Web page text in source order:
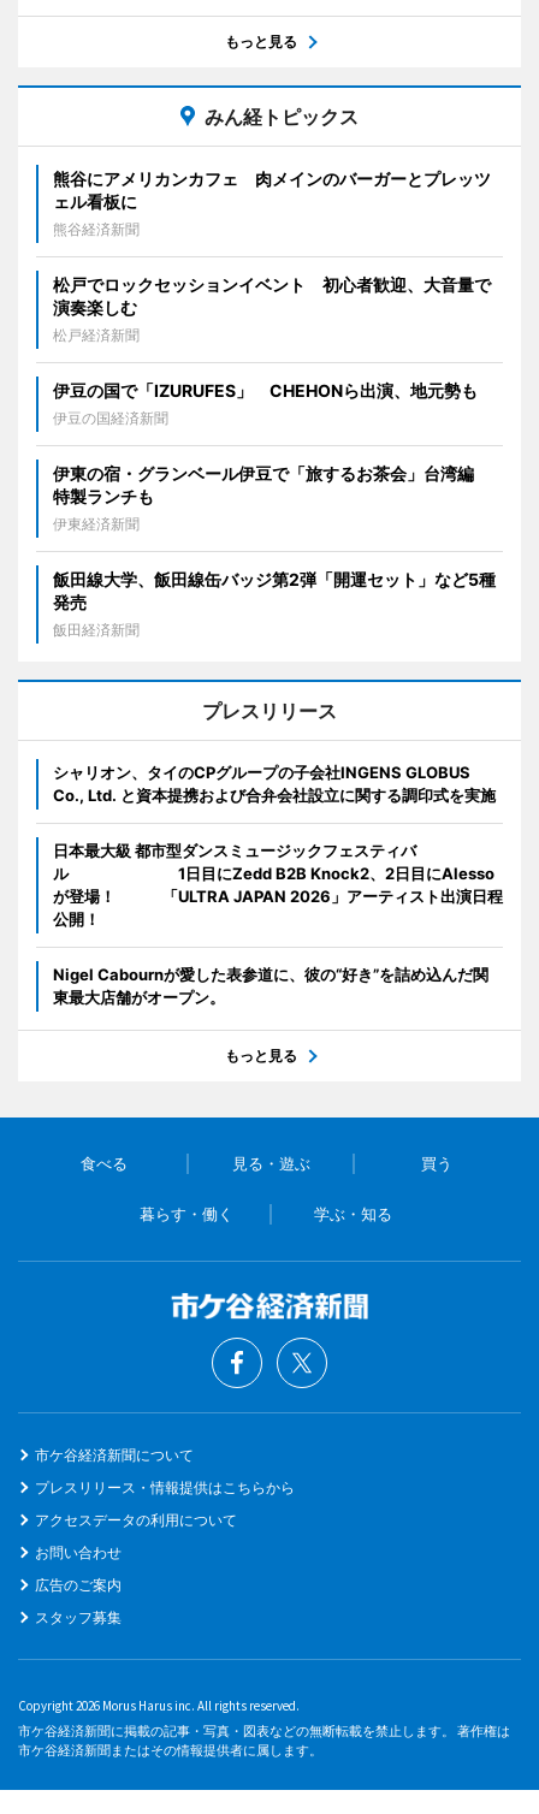
もっと見る
みん経トピックス
熊谷にアメリカンカフェ 肉メインのバーガーとプレッツ
ェル看板に
熊谷経済新聞
松戸でロックセッションイベント 初心者歓迎、大音量で
演奏楽しむ
松戸経済新聞
伊豆の国で「IZURUFES」 CHEHONら出演、地元勢も
伊豆の国経済新聞
伊東の宿・グランベール伊豆で「旅するお茶会」台湾編
特製ランチも
伊東経済新聞
飯田線大学、飯田線缶バッジ第2弾「開運セット」など5種
発売
飯田経済新聞
プレスリリース
シャリオン、タイのCPグループの子会社INGENS GLOBUS
Co., Ltd. と資本提携および合弁会社設立に関する調印式を実施
日本最大級 都市型ダンスミュージックフェスティバ
ル 1日目にZedd B2B Knock2、2日目にAlesso
が登場！ 「ULTRA JAPAN 2026」アーティスト出演日程
公開！
Nigel Cabournが愛した表参道に、彼の“好き”を詰め込んだ関
東最大店舗がオープン。
もっと見る
食べる 見る・遊ぶ 買う
暮らす・働く 学ぶ・知る
市ケ谷経済新聞について
プレスリリース・情報提供はこちらから
アクセスデータの利用について
お問い合わせ
広告のご案内
スタッフ募集
Copyright 2026 Morus Harus inc. All rights reserved.
市ケ谷経済新聞に掲載の記事・写真・図表などの無断転載を禁止します。 著作権は
市ケ谷経済新聞またはその情報提供者に属します。